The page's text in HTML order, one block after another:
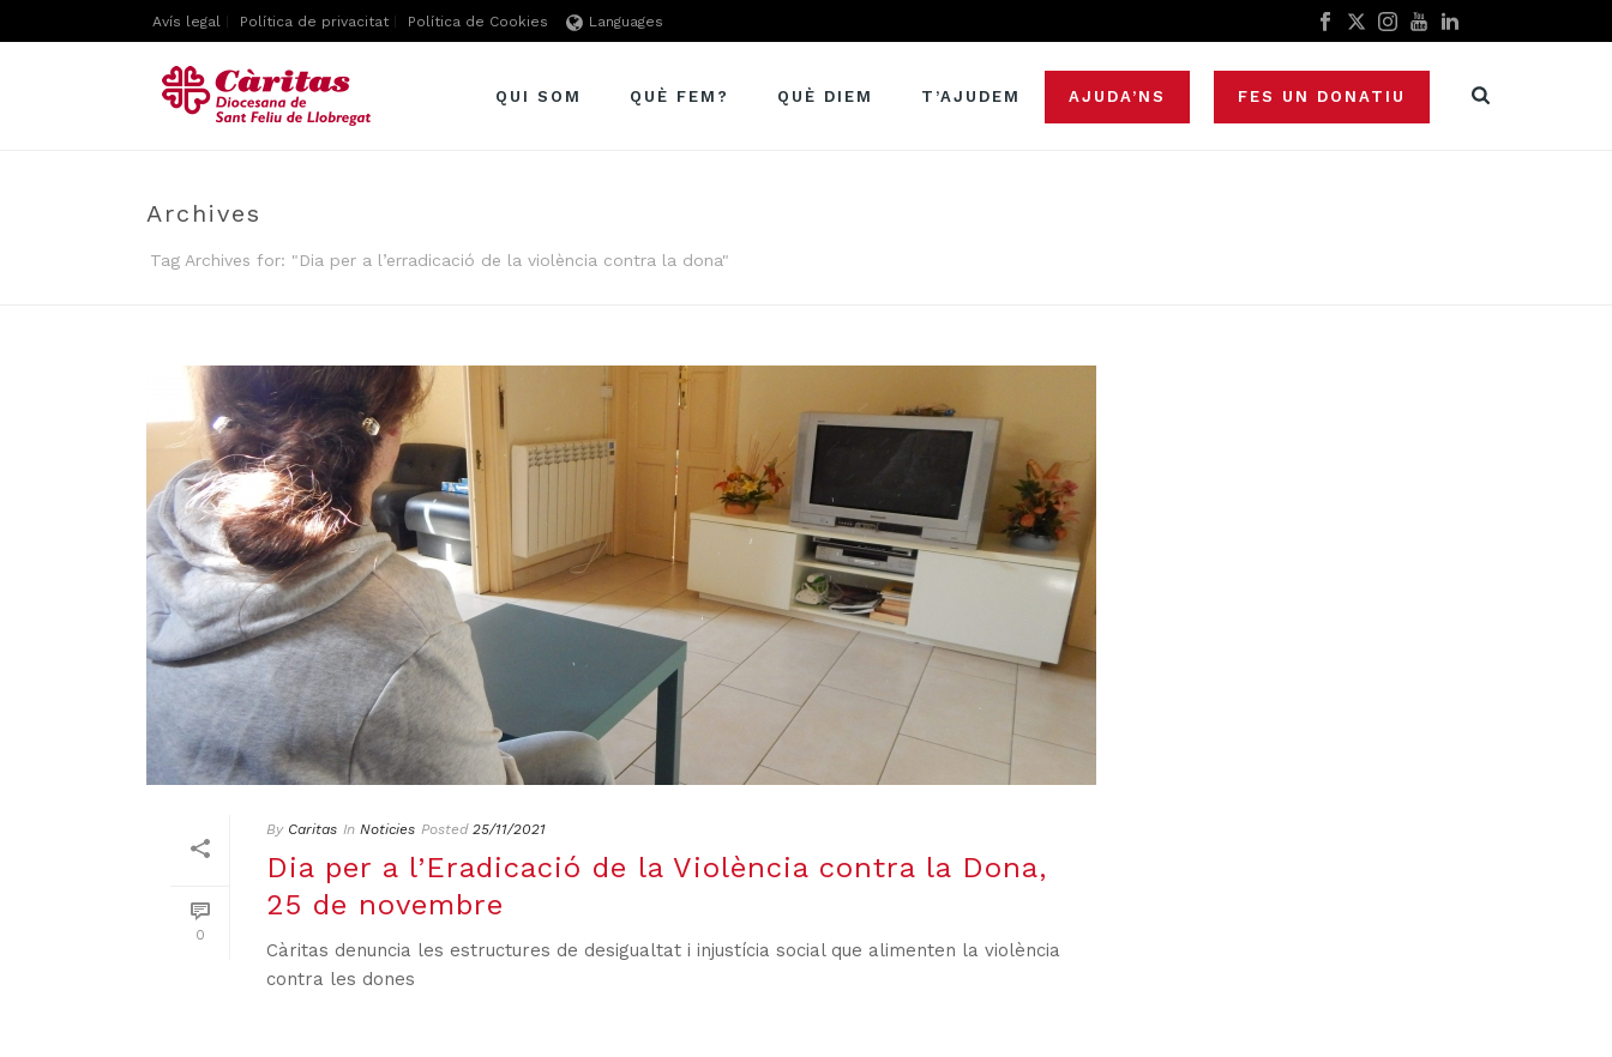
Avís legal Política de privacitat Política de Cookies Languages
QUI SOM QUÈ FEM? QUÈ DIEM T’AJUDEM AJUDA’NS FES UN DONATIU
Archives
Tag Archives for: "Dia per a l’erradicació de la violència contra la dona"
0
By Caritas In Noticies Posted 25/11/2021
Dia per a l’Eradicació de la Violència contra la Dona,
25 de novembre
Càritas denuncia les estructures de desigualtat i injustícia social que alimenten la violència
contra les dones